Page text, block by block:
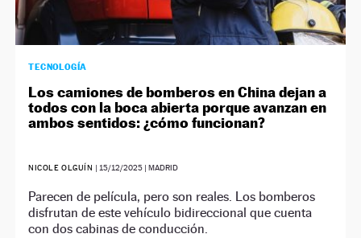
TECNOLOGÍA
Los camiones de bomberos en China dejan a
todos con la boca abierta porque avanzan en
ambos sentidos: ¿cómo funcionan?
NICOLE OLGUÍN | 15/12/2025| MADRID
Parecen de película, pero son reales. Los bomberos
disfrutan de este vehículo bidireccional que cuenta
con dos cabinas de conducción.